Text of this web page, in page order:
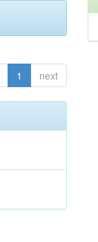
1 next